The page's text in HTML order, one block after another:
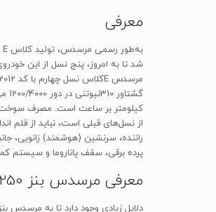
معرفی
پرده برقی، سقف پاناروما و سیستم کمکی
معرفی مرسدس بنز E250